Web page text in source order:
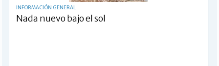
INFORMACIÓN GENERAL
Nada nuevo bajo el sol